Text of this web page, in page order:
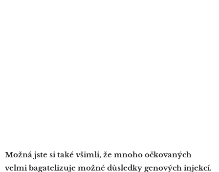
Možná jste si také všimli, že mnoho očkovaných
velmi bagatelizuje možné důsledky genových injekcí.